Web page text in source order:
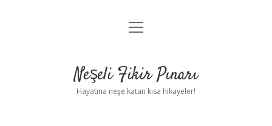
Anasayfa
Yasal Uyarı
menüyü
Neşeli Fikir Pınarı
Hayatına neşe katan kısa hikayeler!